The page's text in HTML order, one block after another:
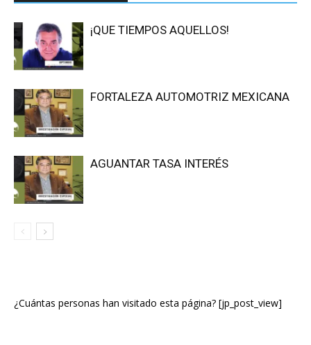
¡QUE TIEMPOS AQUELLOS!
FORTALEZA AUTOMOTRIZ MEXICANA
AGUANTAR TASA INTERÉS
¿Cuántas personas han visitado esta página? [jp_post_view]